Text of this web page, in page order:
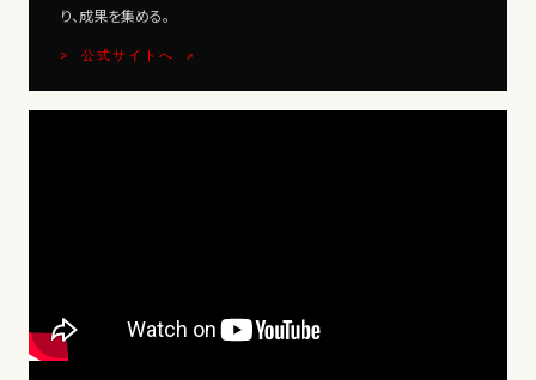
り、成果を集める。
> 公式サイトへ ↗